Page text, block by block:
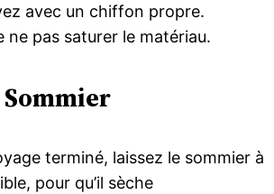
avec un chiffon propre.
ne pas saturer le matériau.
terminé, laissez le sommier à
pour qu’il sèche